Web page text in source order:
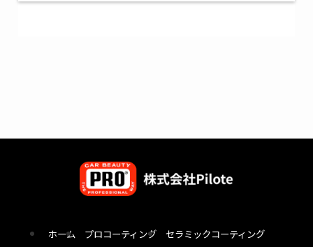
ホーム プロコーティング
セラミックコーティング